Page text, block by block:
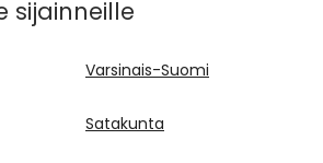
sijainneille
Varsinais-Suomi
Satakunta